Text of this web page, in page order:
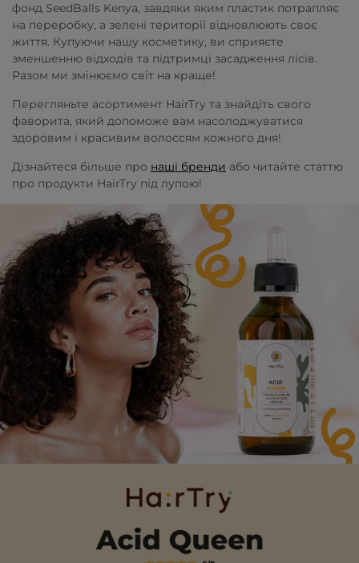
фонд SeedBalls Kenya, завдяки яким пластик потрапляє
на переробку, а зелені території відновлюють своє
життя. Купуючи нашу косметику, ви сприяєте
зменшенню відходів та підтримці засадження лісів.
Разом ми змінюємо світ на краще!
Перегляньте асортимент HairTry та знайдіть свого
фаворита, який допоможе вам насолоджуватися
здоровим і красивим волоссям кожного дня!
Дізнайтеся більше про наші бренди або читайте статтю
про продукти HairTry під лупою!